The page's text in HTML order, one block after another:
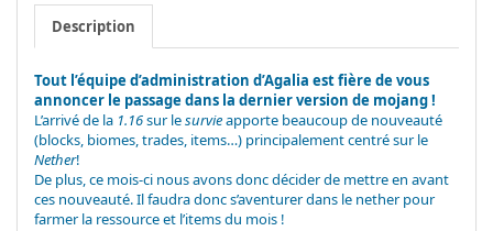
Description
Tout l’équipe d’administration d’Agalia est fière de vous
annoncer le passage dans la dernier version de mojang !
L’arrivé de la 1.16sur lesurvieapporte beaucoup de nouveauté
(blocks, biomes, trades, items…) principalement centré sur le
Nether!
De plus, ce mois-ci nous avons donc décider de mettre en avant
ces nouveauté. Il faudra donc s’aventurer dans le nether pour
farmer la ressource et l’items du mois !